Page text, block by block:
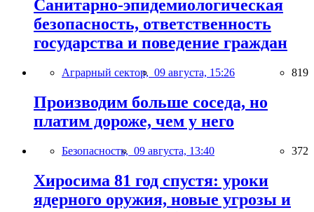
Санитарно-эпидемиологическая
безопасность, ответственность
государства и поведение граждан
Аграрный сектор, 09 августа, 15:26 819
Производим больше соседа, но
платим дороже, чем у него
Безопасность, 09 августа, 13:40 372
Хиросима 81 год спустя: уроки
ядерного оружия, новые угрозы и